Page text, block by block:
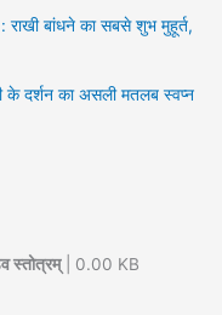
बांधने का सबसे शुभ मुहूर्त,
दर्शन का असली मतलब स्वप्न
स्तोत्रम्| 0.00 KB